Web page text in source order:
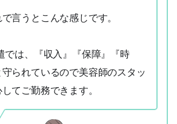
言うとこんな感じです。
では、『収入』『保障』『時
られているので美容師のスタッ
てご勤務できます。